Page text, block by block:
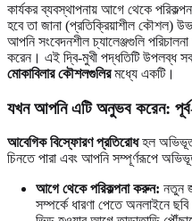
কার্যকর ব্যবস্থাপনায় আগে থেকে
হবে তা জানা (প্রতিক্রিয়াশীল
আপনি সংবেদনশীল চ্যালেঞ্জগুলি
করেন। এই দ্বি-মুখী পদ্ধতিটি উপলব্ধ
মোকাবিলার কৌশলগুলিরমধ্যে একটি।
যখন আপনি এটি অনুভব করেন:
আবেগিক বিস্ফোরণ প্রতিরোধহল অভিভূত
চিনতে পারা এবং আপনি সম্পূর্ণরূপে
আগে থেকে পরিকল্পনা করুন: নতুন
সম্পর্কে ধারণা পেতে অনলাইনে